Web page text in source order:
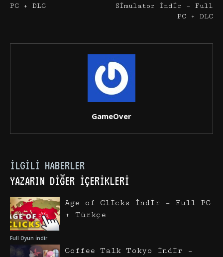
PC + DLC
Simulator İndir – Full
PC + DLC
GameOver
İLGILI HABERLER
YAZARIN DIĞER İÇERIKLERI
Full Oyun İndir
Age of Clicks İndir – Full PC
+ Türkçe
Coffee Talk Tokyo İndir –